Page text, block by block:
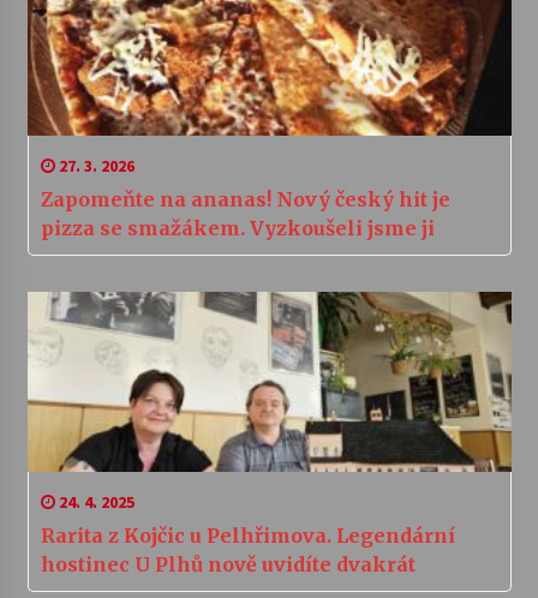
27. 3. 2026
Zapomeňte na ananas! Nový český hit je
pizza se smažákem. Vyzkoušeli jsme ji
24. 4. 2025
Rarita z Kojčic u Pelhřimova. Legendární
hostinec U Plhů nově uvidíte dvakrát